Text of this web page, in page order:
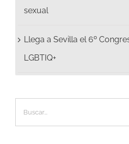
sexual
Llega a Sevilla el 6º
LGBTIQ+